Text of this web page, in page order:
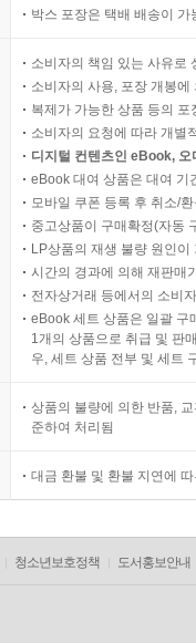
박스 포장은 택배 배송이
소비자의 책임 있는 사유로
소비자의 사용, 포장 개봉
복제가 가능한 상품 등의
소비자의 요청에 따라 개별
디지털 컨텐츠인 eBook,
eBook 대여 상품은 대여 기
모바일 쿠폰 등록 후 취소/
중고상품이 구매확정(자동
LP상품의 재생 불량 원인
시간의 경과에 의해 재판매
전자상거래 등에서의 소비
eBook 세트 상품은 일괄 구
1개의 상품으로 취급 및 판
우, 세트 상품 전부 및 세트
상품의 불량에 의한 반품,
준하여 처리됨
대금 환불 및 환불 지연에
청소년보호정책 도서홍보안내